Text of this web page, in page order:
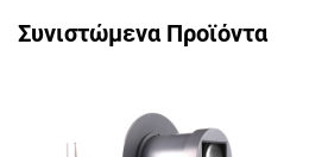
Συνιστώμενα Προϊόντα